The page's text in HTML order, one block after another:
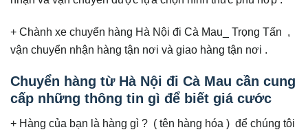
+ Chành xe chuyển hàng Hà Nội đi Cà Mau_ Trọng Tấn ,
vận chuyển nhận hàng tận nơi và giao hàng tận nơi .
Chuyển hàng từ Hà Nội đi Cà Mau cần cung
cấp những thông tin gì để biết giá cước
+ Hàng của bạn là hàng gì ? ( tên hàng hóa ) để chúng tôi